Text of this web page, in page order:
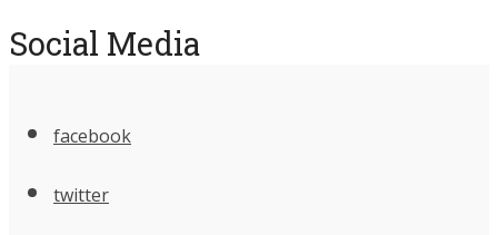
Social Media
facebook
twitter